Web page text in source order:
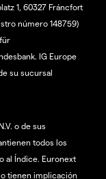
1, 60327 Fráncfort
número 148759)
IG Europe
su sucursal
o de sus
todos los
al Índice. Euronext
o tienen implicación